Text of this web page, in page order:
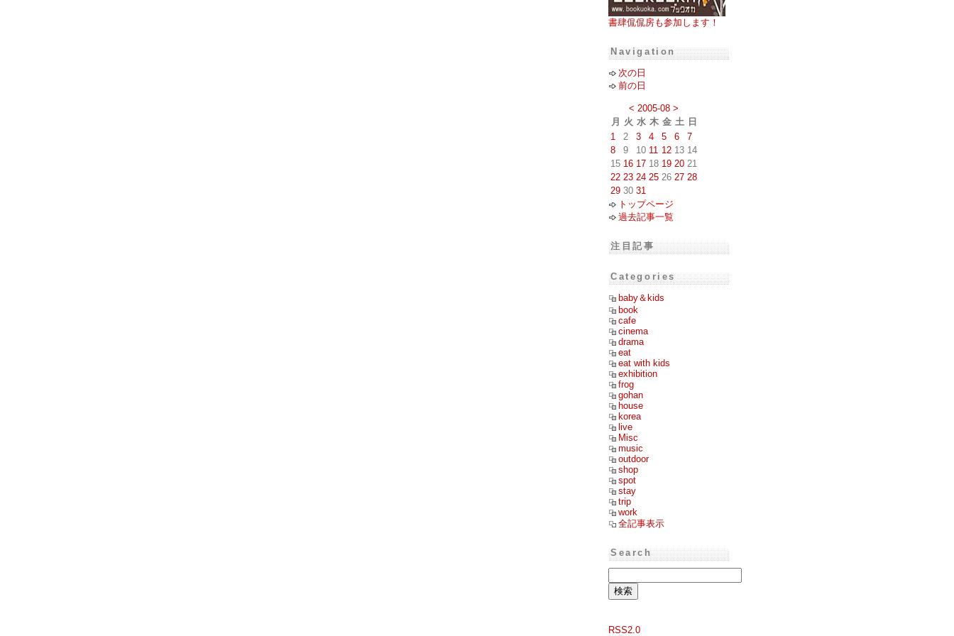
書肆侃侃房も参加します！
Navigation
次の日
前の日
< 2005-08 >
月
火 水 木 金 土 日
1
2 3 4 5 6
7
8
9 10 11 12 13 14
15 16 17 18 19 20 21
22 23 24 25 26 27 28
29 30 31
トップページ
過去記事一覧
注目記事
Categories
baby＆kids
book
cafe
cinema
drama
eat
eat with kids
exhibition
frog
gohan
house
korea
live
Misc
music
outdoor
shop
spot
stay
trip
work
全記事表示
Search
RSS2.0